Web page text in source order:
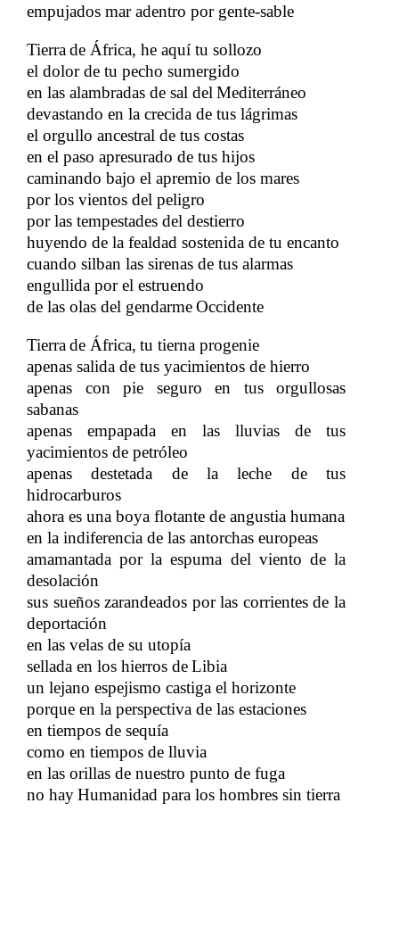
empujados mar adentro por gente-sable
Tierrade África, he aquí tu sollozo
el dolor de tu pecho sumergido
en las alambradas de sal del Mediterráneo
devastando en la crecida de tus lágrimas
el orgullo ancestral de tus costas
en el paso apresurado de tus hijos
caminando bajo el apremio de los mares
por los vientos del peligro
por las tempestades del destierro
huyendo de la fealdad sostenida de tu encanto
cuando silban las sirenas de tus alarmas
engullida por el estruendo
de las olas del gendarmeOccidente
Tierrade África, tu tierna progenie
apenas salida de tus yacimientos de hierro
apenas con pie seguro en tus orgullosas
sabanas
apenas empapada en las lluvias de tus
yacimientos de petróleo
apenas destetada de la leche de tus
hidrocarburos
ahora es una boya flotante de angustia humana
en la indiferencia de las antorchas europeas
amamantada por la espuma del viento de la
desolación
sus sueños zarandeados por las corrientes de la
deportación
en las velas de su utopía
sellada en los hierros deLibia
un lejano espejismo castiga el horizonte
porque en la perspectiva de las estaciones
en tiempos de sequía
como en tiempos de lluvia
en las orillas de nuestro punto de fuga
no hayHumanidad para los hombres sin tierra